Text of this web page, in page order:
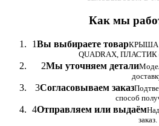
Как мы
1Вы выбираете товарКРЫША
QUADRAX, ПЛАСТИК
2Мы уточняем детали
3Согласовываем заказ
способ
4Отправляем или выдаём
заказ.